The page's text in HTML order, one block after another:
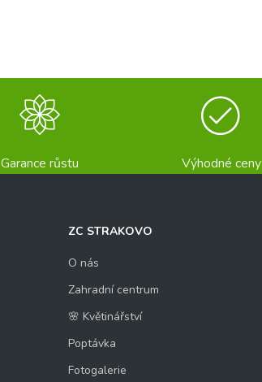
Garance růstu Výhodné ceny
ZC STRAKOVO
O nás
Zahradní centrum
🌸 Květinářství
Poptávka
Fotogalerie